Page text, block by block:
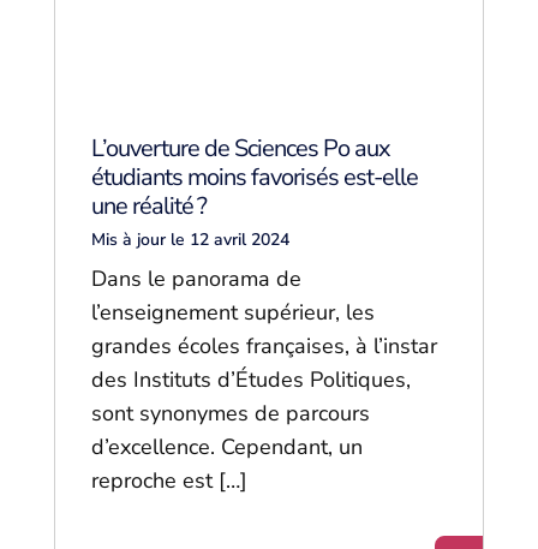
L’ouverture de Sciences Po aux
étudiants moins favorisés est-elle
une réalité ?
Mis à jour le 12 avril 2024
Dans le panorama de
l’enseignement supérieur, les
grandes écoles françaises, à l’instar
des Instituts d’Études Politiques,
sont synonymes de parcours
d’excellence. Cependant, un
reproche est […]